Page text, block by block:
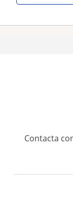
Contacta